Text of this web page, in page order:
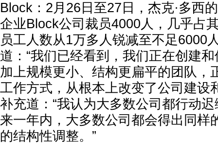
Block： 2月26日至27日，杰克·多西
企业Block公司裁员4000人 ，几乎占
员工人数从1万多人锐减至不足6000
道：“我们已经看到，我们正在创建
加上规模更小、结构更扁平的团队，
工作方式，从根本上改变了公司建设
补充道：“我认为大多数公司都行动
来一年内，大多数公司都会得出同样
的结构性调整。”